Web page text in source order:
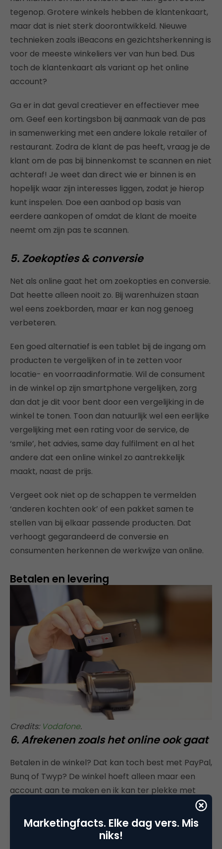
tegenop. Grotere winkels hebben de klantenkaart,
maar dat is niet sterk doorontwikkeld. Nieuwe
technieken zoals iBeacons en gezichtsherkenning is
voor de meeste winkeliers ver van hun bed. Dus
toch de klantenkaart als variant op het online
account?
Ga er in dat geval creatiever en effectiever mee
om. Geef een kortingsbon bij aanmaak van de pas
in samenwerking met een andere lokale retailer of
restaurant. Zodra de klant de pas heeft, vraag je de
klant om de pas bij binnenkomst te scannen en niet
achteraf! Je weet dan direct wie er binnen is en
hopelijk waar zijn interesses liggen, zodat je hierop
kunt inspelen. Doe een aanbod op basis van
eerdere aankopen of omdat de klant de moeite
neemt om zijn pas te scannen.
5. Zoekopties & conversie
Net als online gaat het om zoekopties en conversie.
Dat heette alleen nooit zo. Bij warenhuizen staan
wel eens zoekborden, maar er kan nog genoeg
verbeteren.
Een goed alternatief is een tablet bij de ingang om
producten te vergelijken of in te zetten voor
locatie- en voorraadinformatie. Wil de consument
in de winkel op zijn smartphone vergelijken, zorg
dan dat je dit voor bent door een vergelijking in de
winkel te tonen. Toon dan natuurlijk wel een eerlijke
vergelijking met een rating voor de service, de
‘smile’, het advies, same day fulfilment en al het
andere dat een online winkel zo aantrekkelijk
maakt, naast de prijs.
Vergeet ook niet op de schappen te vermelden
‘anderen kochten ook’ of een pakket samen te
stellen van bij elkaar passende producten. Dat
verhoogt gegarandeerd de conversie en
consumenten herkennen de werkwijze van online.
Betalen en levering
Credits: Vodafone.
6. Afrekenen zoals het online ook gaat
Betalen in de winkel? Dat kan toch best met PayPal,
Bunq of Twyp? De winkel hoeft alleen maar een
account aan te maken en ik kan ter plekke met
mijn smartphone overmaken. De smartphone is
waar het voor de consument allemaal gebeurt.
Hetzelfde geldt voor self service kassa’s. Hoe komt
Marketingfacts. Elke dag vers. Mis
niks!